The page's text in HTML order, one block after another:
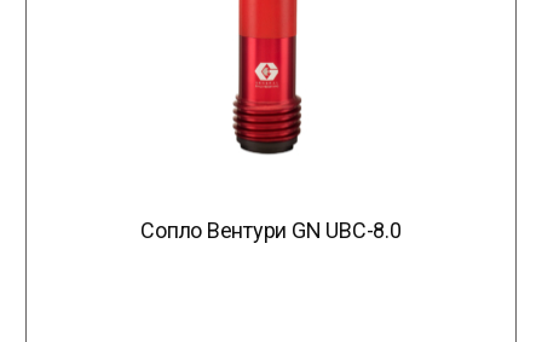
Сопло Вентури GN UBC-8.0